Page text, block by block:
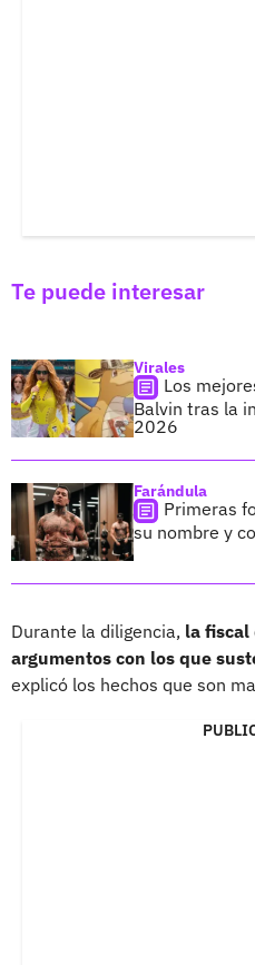
Te puede interesar
Virales
Los
Balvin tras la
2026
Farándula
Primeras
su nombre y
Durante la diligencia, la fiscal
argumentos con los que
explicó los hechos que son